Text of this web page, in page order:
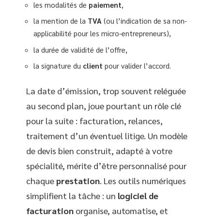
les modalités de paiement
la mention de la TVA (ou l’indication de sa non-
applicabilité pour les micro-entrepreneurs),
la durée de validité de l’offre,
la signature du client pour valider l’accord.
La date d’émission, trop souvent reléguée
au second plan, joue pourtant un rôle clé
pour la suite : facturation, relances,
traitement d’un éventuel litige. Un modèle
de devis bien construit, adapté à votre
spécialité, mérite d’être personnalisé pour
chaque prestation . Les outils numériques
simplifient la tâche : un logiciel de
facturation organise, automatise, et